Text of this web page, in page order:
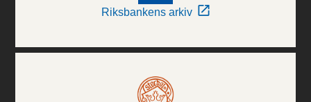
Riksbankens arkiv